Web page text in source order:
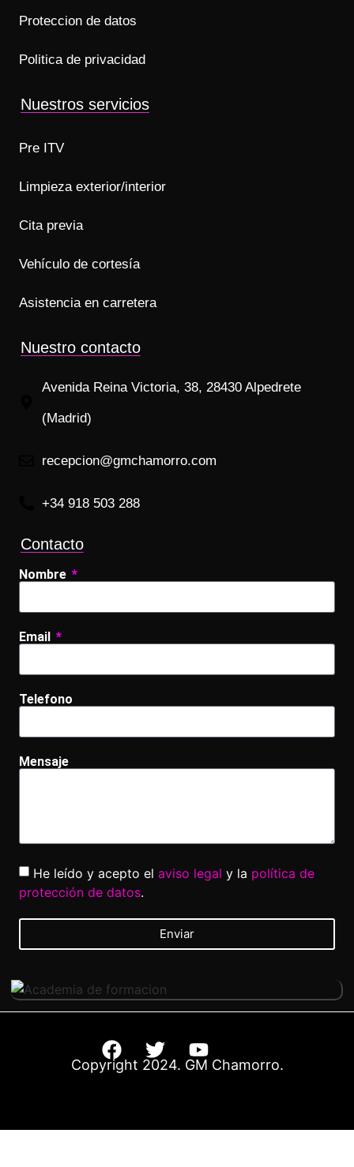
Proteccion de datos
Politica de privacidad
Nuestros servicios
Pre ITV
Limpieza exterior/interior
Cita previa
Vehículo de cortesía
Asistencia en carretera
Nuestro contacto
Avenida Reina Victoria, 38, 28430 Alpedrete
(Madrid)
recepcion@gmchamorro.com
+34 918 503 288
Contacto
Nombre
Email
Telefono
Mensaje
He leído y acepto el aviso legal y la política de
protección de datos.
Enviar
Copyright 2024. GM Chamorro.